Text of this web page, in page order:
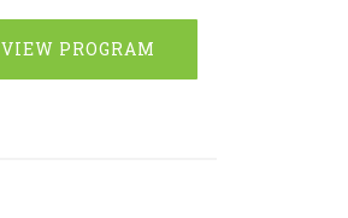
VIEW PROGRAM